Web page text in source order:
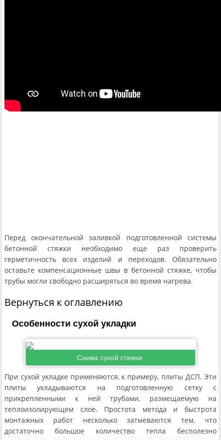
Перед окончательной заливкой подготовленной системы
бетонной стяжки необходимо еще раз проверить
герметичность всех изделий и переходов. Обязательно
оставьте компенсационные швы в бетонной стяжке, чтобы
трубы могли свободно расширяться во время нагрева.
Вернуться к оглавлению
Особенности сухой укладки
Схема сухой стяжки.
При сухой укладке применяются, к примеру, плиты ДСП. Эти
плиты укладываются на подготовленную сетку с
прикрепленными к ней трубами, размещаемую на
теплоизолирующем слое. Простота метода и быстрота
монтажных работ несколько затмеваются тем, что
достаточно большое количество тепла бесполезно